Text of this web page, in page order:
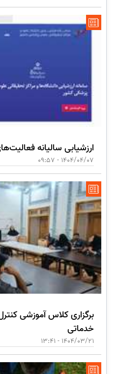
ارزشیابی سالیانه
1404/04/07 - 09:57
برگزاری کلاس آموزشی
خدماتی
1404/03/21 - 13:41